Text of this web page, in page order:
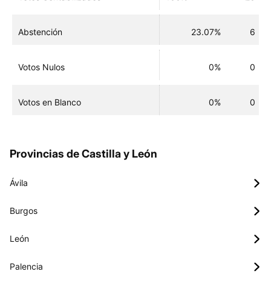
Abstención 23.07% 6
Votos Nulos 0% 0
Votos en Blanco 0% 0
Provincias de Castilla y León
Ávila
Burgos
León
Palencia